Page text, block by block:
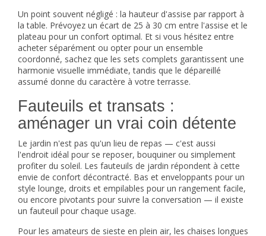
Un point souvent négligé : la hauteur d'assise par rapport à
la table. Prévoyez un écart de 25 à 30 cm entre l'assise et le
plateau pour un confort optimal. Et si vous hésitez entre
acheter séparément ou opter pour un ensemble
coordonné, sachez que les sets complets garantissent une
harmonie visuelle immédiate, tandis que le dépareillé
assumé donne du caractère à votre terrasse.
Fauteuils et transats :
aménager un vrai coin détente
Le jardin n'est pas qu'un lieu de repas — c'est aussi
l'endroit idéal pour se reposer, bouquiner ou simplement
profiter du soleil. Les fauteuils de jardin répondent à cette
envie de confort décontracté. Bas et enveloppants pour un
style lounge, droits et empilables pour un rangement facile,
ou encore pivotants pour suivre la conversation — il existe
un fauteuil pour chaque usage.
Pour les amateurs de sieste en plein air, les chaises longues